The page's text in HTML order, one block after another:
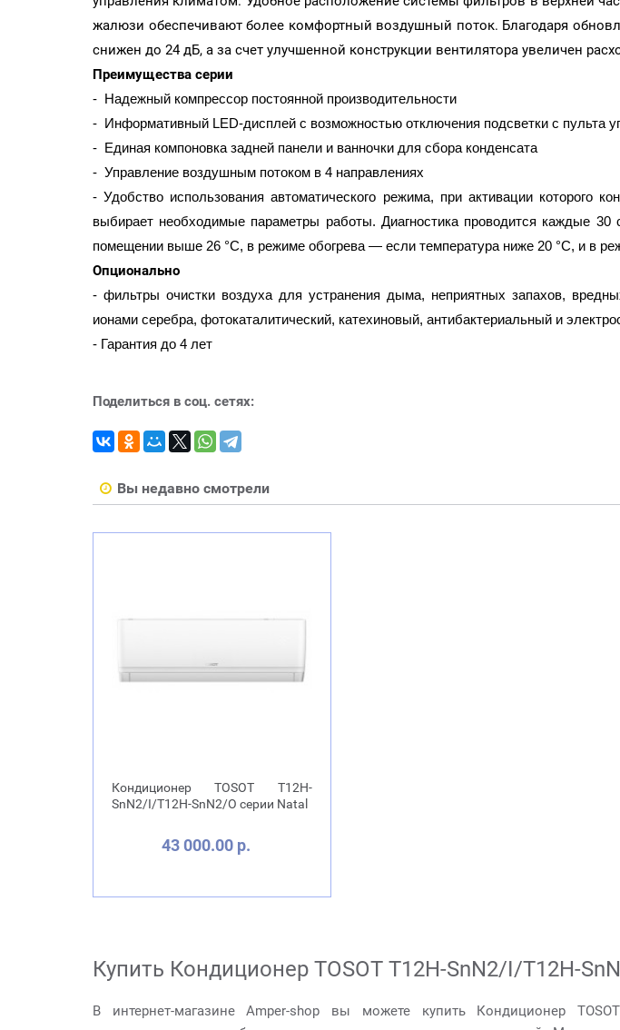
жалюзи обеспечивают более комфортный воздушный поток. Благодаря
снижен до 24 дБ, а за счет улучшенной конструкции вентилятора увеличен
Преимущества серии
- Надежный компрессор постоянной производительности
- Информативный LED-дисплей с возможностью отключения подсветки с пульта
- Единая компоновка задней панели и ванночки для сбора конденсата
- Управление воздушным потоком в 4 направлениях
- Удобство использования автоматического режима, при активации которого
выбирает необходимые параметры работы. Диагностика проводится каждые
помещении выше 26 °С, в режиме обогрева — если температура ниже 20 °С, и в
Опционально
- фильтры очистки воздуха для устранения дыма, неприятных запахов,
ионами серебра, фотокаталитический, катехиновый, антибактериальный и
- Гарантия до 4 лет
Поделиться в соц. сетях:
Вы недавно смотрели
Кондиционер TOSOT T12H-
SnN2/I/T12H-SnN2/O серии Natal
43 000.00 р.
Купить Кондиционер TOSOT T12H-SnN2/I/T12H-
В интернет-магазине Amper-shop вы можете купить Кондиционер